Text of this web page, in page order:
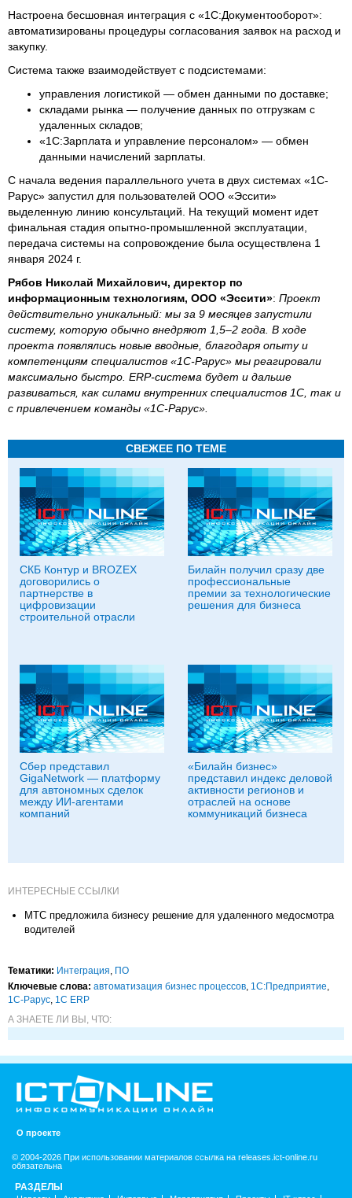
Настроена бесшовная интеграция с «1С:Документооборот»:
автоматизированы процедуры согласования заявок на расход и
закупку.
Система также взаимодействует с подсистемами:
управления логистикой — обмен данными по доставке;
складами рынка — получение данных по отгрузкам с
удаленных складов;
«1С:Зарплата и управление персоналом» — обмен
данными начислений зарплаты.
С начала ведения параллельного учета в двух системах «1С-
Рарус» запустил для пользователей ООО «Эссити»
выделенную линию консультаций. На текущий момент идет
финальная стадия опытно-промышленной эксплуатации,
передача системы на сопровождение была осуществлена 1
января 2024 г.
Рябов Николай Михайлович, директор по
информационным технологиям, ООО «Эссити»: Проект
действительно уникальный: мы за 9 месяцев запустили
систему, которую обычно внедряют 1,5–2 года. В ходе
проекта появлялись новые вводные, благодаря опыту и
компетенциям специалистов «1С‑Рарус» мы реагировали
максимально быстро. ERP‑система будет и дальше
развиваться, как силами внутренних специалистов 1С, так и
с привлечением команды «1С‑Рарус».
СВЕЖЕЕ ПО ТЕМЕ
СКБ Контур и BROZEX
договорились о
партнерстве в
цифровизации
строительной отрасли
Билайн получил сразу две
профессиональные
премии за технологические
решения для бизнеса
Сбер представил
GigaNetwork — платформу
для автономных сделок
между ИИ-агентами
компаний
«Билайн бизнес»
представил индекс деловой
активности регионов и
отраслей на основе
коммуникаций бизнеса
ИНТЕРЕСНЫЕ ССЫЛКИ
МТС предложила бизнесу решение для удаленного медосмотра
водителей
Тематики: Интеграция, ПО
Ключевые слова: автоматизация бизнес процессов, 1С:Предприятие,
1С-Рарус, 1C ERP
А ЗНАЕТЕ ЛИ ВЫ, ЧТО:
О проекте
© 2004-2026 При использовании материалов ссылка на releases.ict-online.ru
обязательна
РАЗДЕЛЫ